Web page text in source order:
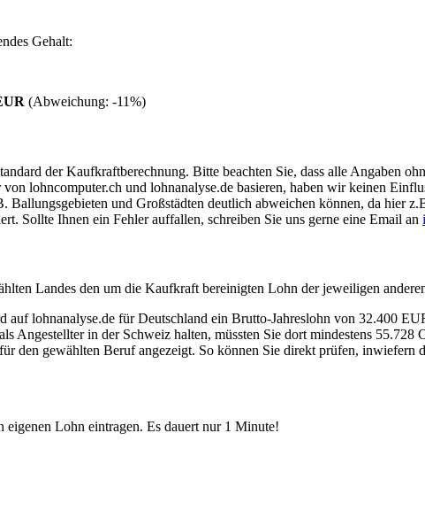
Gehalt:
(Abweichung: -11%)
der Kaufkraftberechnung. Bitte beachten Sie, dass alle Angaben
lohncomputer.ch und lohnanalyse.de basieren, haben wir keinen
Ballungsgebieten und Großstädten deutlich abweichen können, da hier
Sollte Ihnen ein Fehler auffallen, schreiben Sie uns gerne eine Email an
Landes den um die Kaufkraft bereinigten Lohn der jeweiligen
auf lohnanalyse.de für Deutschland ein Brutto-Jahreslohn von 32.400
Angestellter in der Schweiz halten, müssten Sie dort mindestens 55.728
den gewählten Beruf angezeigt. So können Sie direkt prüfen,
Lohn eintragen. Es dauert nur 1 Minute!